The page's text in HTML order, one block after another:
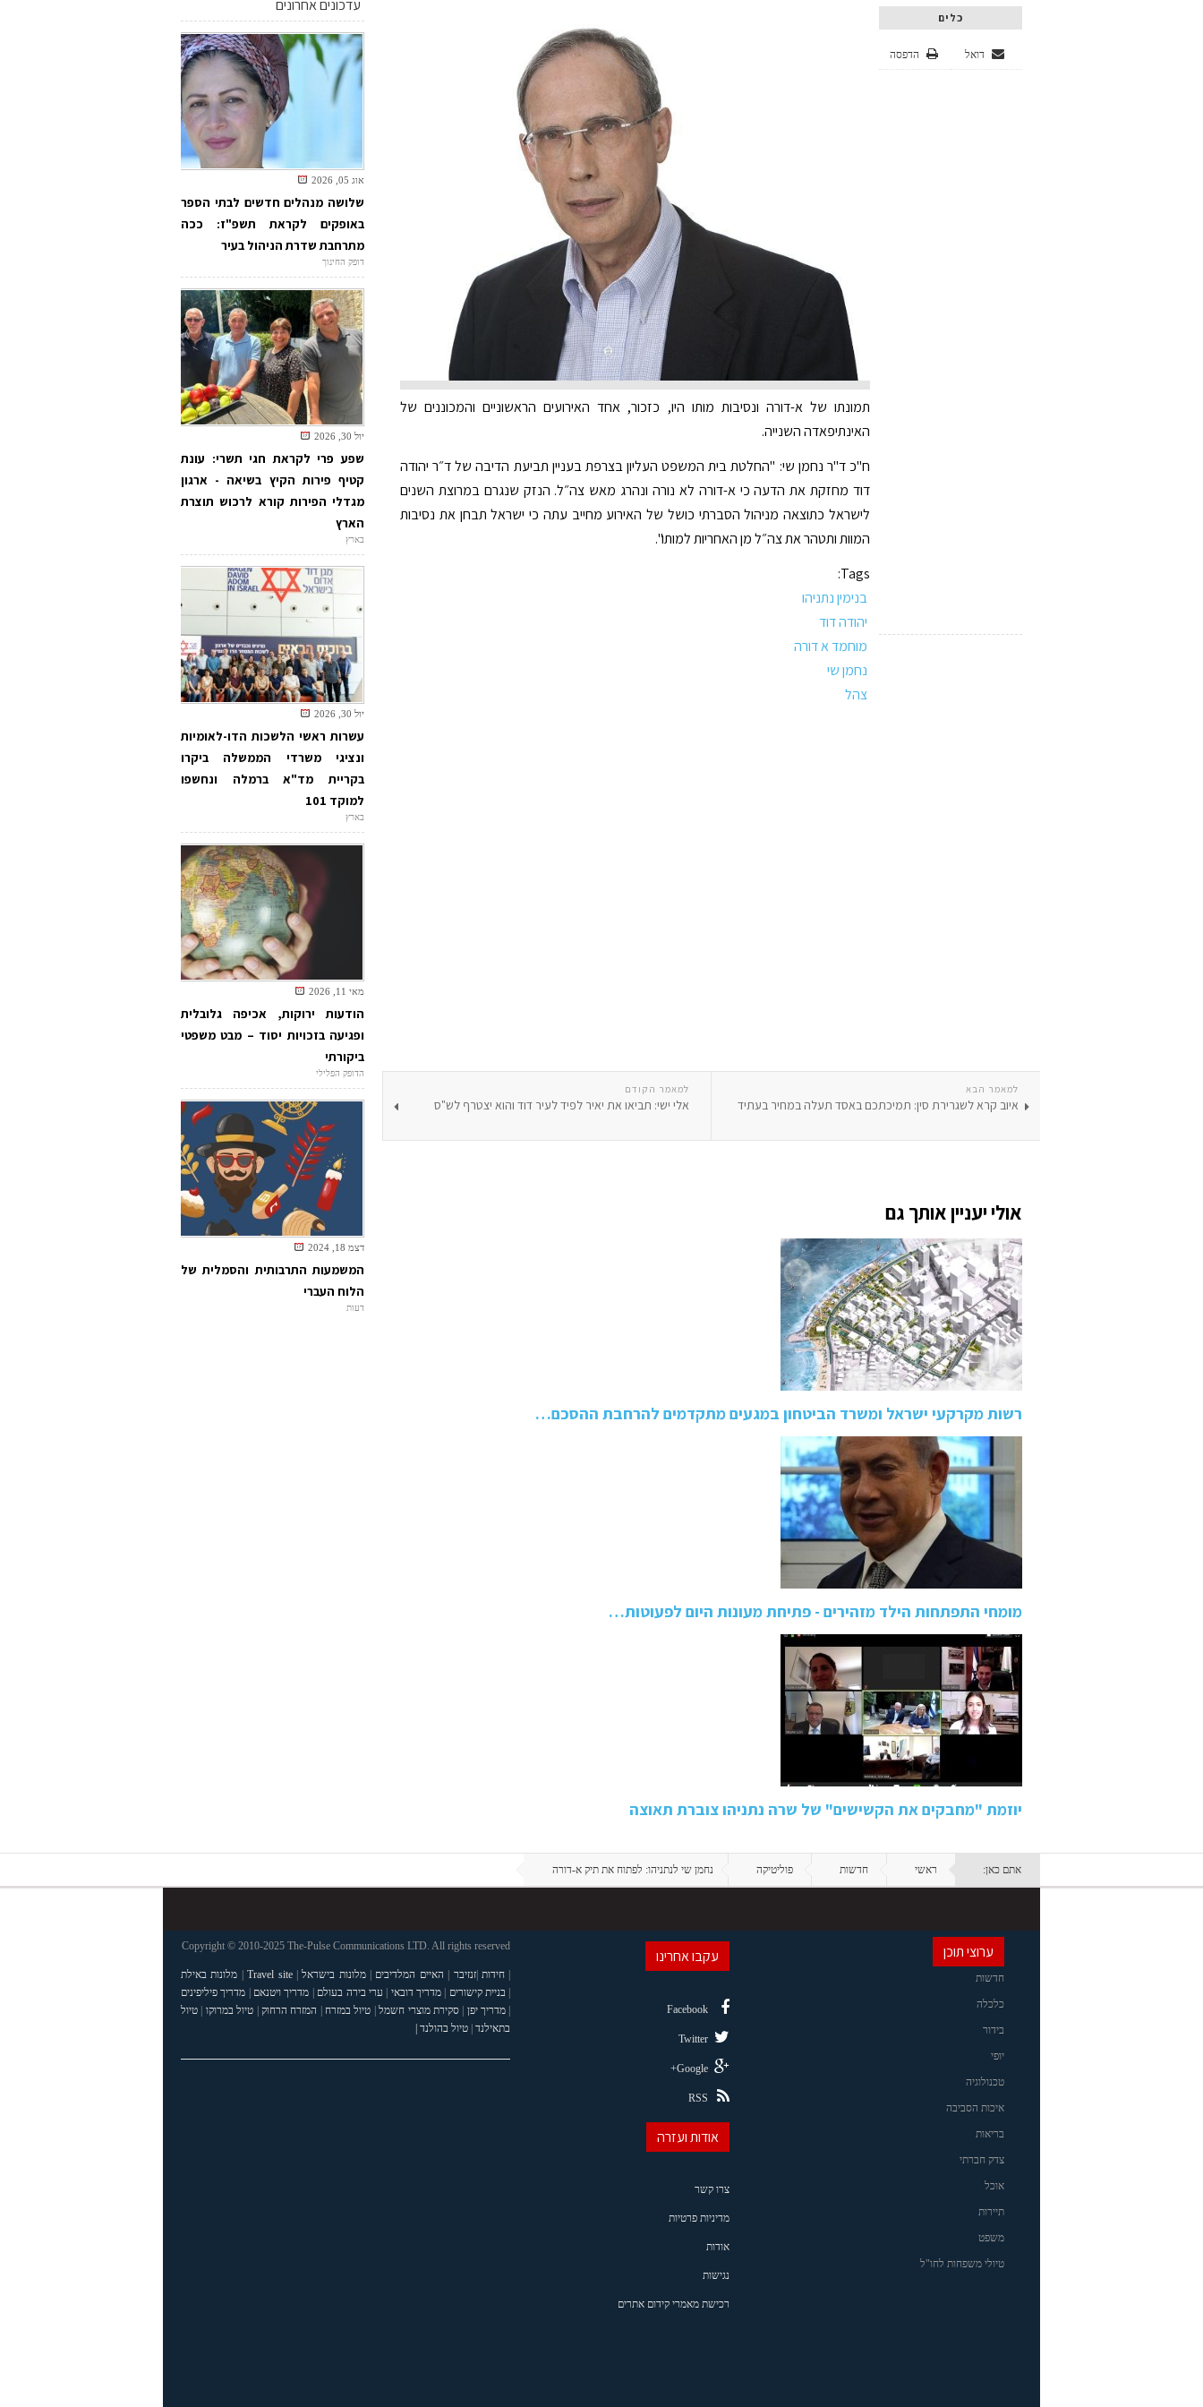
כלים
הדפסה דואל
תמונתו של א-דורה ונסיבות מותו היו, כזכור, אחד האירועים הראשוניים והמכוננים של
האינתיפאדה השנייה.
ח"כ ד"ר נחמן שי: "החלטת בית המשפט העליון בצרפת בעניין תביעת הדיבה של ד״ר יהודה
דוד מחזקת את הדעה כי א-דורה לא נורה ונהרג מאש צה״ל. הנזק שנגרם במרוצת השנים
לישראל כתוצאה מניהול הסברתי כושל של האירוע מחייב עתה כי ישראל תבחן את נסיבות
המוות ותטהר את צה״ל מן האחריות למותו".
Tags:
בנימין נתניהו
יהודה דוד
מוחמד א דורה
נחמן שי
צהל
למאמר הקודם
אלי ישי: תביאו את יאיר לפיד לעיר דוד והוא יצטרף לש"ס
למאמר הבא
איוב קרא לשגרירת סין: תמיכתכם באסד תעלה במחיר בעתיד
אולי יעניין אותך גם
רשות מקרקעי ישראל ומשרד הביטחון במגעים מתקדמים להרחבת ההסכם…
מומחי התפתחות הילד מזהירים - פתיחת מעונות היום לפעוטות…
יוזמת "מחבקים את הקשישים" של שרה נתניהו צוברת תאוצה
עדכונים אחרונים
אוג 05, 2026
שלושה מנהלים חדשים לבתי הספר
באופקים לקראת תשפ"ז: ככה
מתרחבת שדרת הניהול בעיר
דופק החינוך
יול 30, 2026
שפע פרי לקראת חגי תשרי: עונת
קטיף פירות הקיץ בשיאה - ארגון
מגדלי הפירות קורא לרכוש תוצרת
הארץ
בארץ
יול 30, 2026
עשרות ראשי הלשכות הדו-לאומיות
ונציגי משרדי הממשלה ביקרו
בקריית מד"א ברמלה ונחשפו
למוקד 101
בארץ
מאי 11, 2026
הודעות ירוקות, אכיפה גלובלית
ופגיעה בזכויות יסוד – מבט משפטי
ביקורתי
הדופק הפלילי
דצמ 18, 2024
המשמעות התרבותית והסמלית של
הלוח העברי
דעות
אתם כאן: ראשי חדשות פוליטיקה נחמן שי לנתניהו: לפתוח את תיק א-דורה
ערוצי תוכן
חדשות
כלכלה
בידור
יופי
טכנולוגיה
איכות הסביבה
בריאות
צדק חברתי
אוכל
תיירות
משפט
טיולי משפחות לחו"ל
עקבו אחרינו
Facebook
Twitter
Google+
RSS
אודות ועזרה
צרו קשר
מדיניות פרטיות
אודות
נגישות
רכישת מאמרי קידום אתרים
Copyright © 2010-2025 The-Pulse Communications LTD. All rights reserved
| חידות |זנזיבר | האיים המלדיבים |מלונות בישראל|
Travel site
| מלונות באילת
| בניית קישורים |מדריך דובאי | ערי בירה בעולם | מדריך ויטנאם | מדריך פיליפינים
| מדריך יפן |סקירת מוצרי חשמל| טיול במזרח | המזרח הרחוק | טיול במרוקו | טיול
בתאילנד| טיול בהולנד |